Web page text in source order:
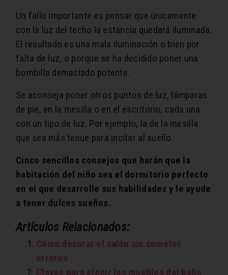
Un fallo importante es pensar que únicamente
con la luz del techo la estancia quedará iluminada.
El resultado es una mala iluminación o bien por
falta de luz, o porque se ha decidido poner una
bombilla demasiado potente.
Se aconseja poner otros puntos de luz, lámparas
de pie, en la mesilla o en el escritorio, cada una
con un tipo de luz. Por ejemplo, la de la mesilla
que sea más tenue para incitar al sueño.
Cinco sencillos consejos que harán que la
habitación del niño sea el dormitorio perfecto
en el que desarrolle sus habilidades y le ayude
a tener dulces sueños.
Artículos Relacionados:
Cómo decorar el salón sin cometer
errores
Claves para elegir los muebles del baño